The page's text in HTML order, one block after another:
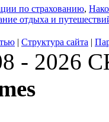
по страхованию,
отдыха и
| Структура сайта |
- 2026